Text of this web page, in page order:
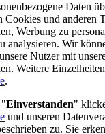
Daten
und anderen
Werbung zu
analysieren. Wir
Nutzer mit
Weitere
.
"Einverstanden"
und unseren
zu. Sie